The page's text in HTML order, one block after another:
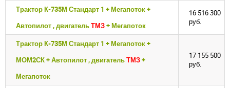
Трактор К-735М Стандарт 1 + Мегапоток +
Автопилот , двигательТМЗ+ Мегапоток
16 516 300
руб.
Трактор К-735М Стандарт 1 + Мегапоток +
МОМ2СК + Автопилот , двигательТМЗ+
Мегапоток
17 155 500
руб.
Закрыть окно
Закрыть окно